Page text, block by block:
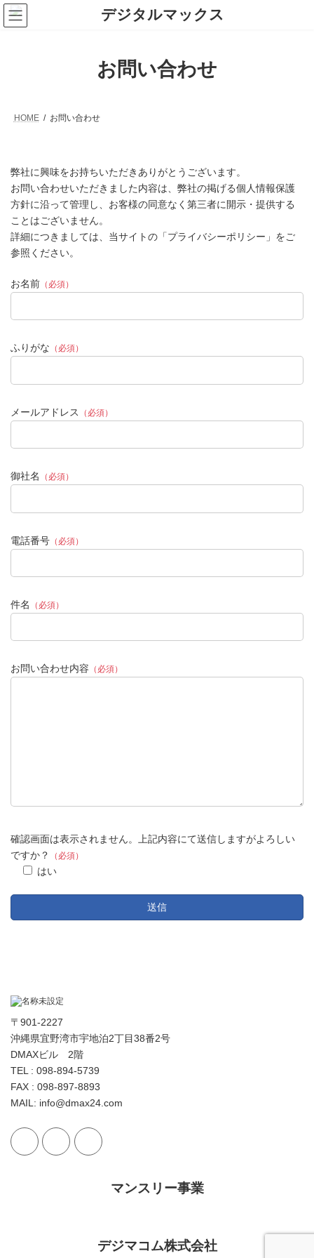
コ
ン
テ
ナ
ビ
ゲ
お問い合わせ
HOME お問い合わせ
弊社に興味をお持ちいただきありがとうございます。
お問い合わせいただきました内容は、弊社の掲げる個人情報保護
方針に沿って管理し、お客様の同意なく第三者に開示・提供する
ことはございません。
詳細につきましては、当サイトの「プライバシーポリシー」をご
参照ください。
お名前 （必須）
ふりがな （必須）
メールアドレス （必須）
御社名 （必須）
電話番号 （必須）
件名 （必須）
お問い合わせ内容 （必須）
確認画面は表示されません。上記内容にて送信しますがよろしい
ですか？
（必須）
はい
〒901-2227
沖縄県宜野湾市宇地泊2丁目38番2号
DMAXビル 2階
TEL : 098-894-5739
FAX : 098-897-8893
MAIL: info@dmax24.com
マンスリー事業
デジマコム株式会社